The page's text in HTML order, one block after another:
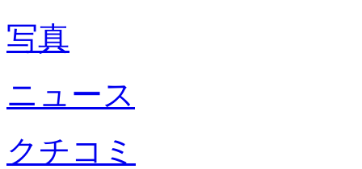
写真
ニュース
クチコミ